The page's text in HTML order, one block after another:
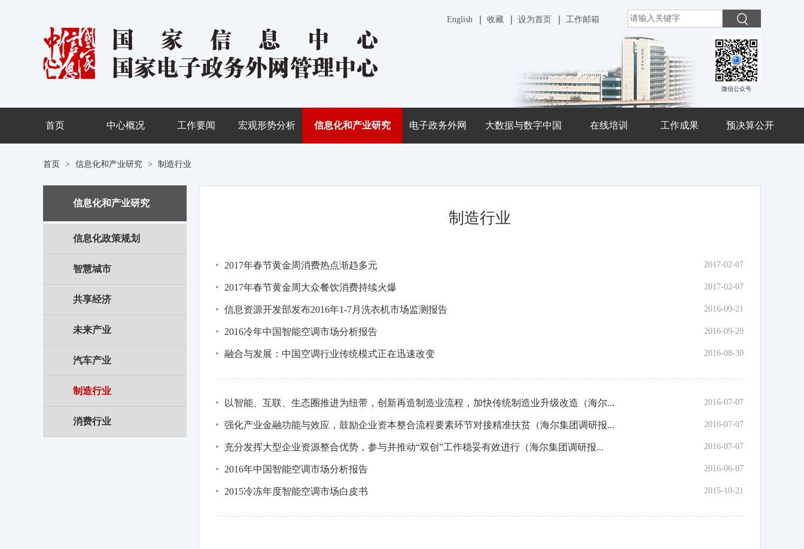
English 收藏 设为首页 工作邮箱
微信公众号
首页 中心概况 工作要闻 宏观形势分析 信息化和产业研究 电子政务外网 大数据与数字中国 在线培训 工作成果 预决算公开
首页 > 信息化和产业研究 > 制造行业
信息化和产业研究
信息化政策规划
智慧城市
共享经济
未来产业
汽车产业
制造行业
消费行业
制造行业
2017年春节黄金周消费热点渐趋多元 2017-02-07
2017年春节黄金周大众餐饮消费持续火爆 2017-02-07
信息资源开发部发布2016年1-7月洗衣机市场监测报告 2016-09-21
2016冷年中国智能空调市场分析报告 2016-09-20
融合与发展：中国空调行业传统模式正在迅速改变 2016-08-30
以智能、互联、生态圈推进为纽带，创新再造制造业流程，加快传统制造业升级改造（海尔... 2016-07-07
强化产业金融功能与效应，鼓励企业资本整合流程要素环节对接精准扶贫（海尔集团调研报... 2016-07-07
充分发挥大型企业资源整合优势，参与并推动“双创”工作稳妥有效进行（海尔集团调研报... 2016-07-07
2016年中国智能空调市场分析报告 2016-06-07
2015冷冻年度智能空调市场白皮书 2015-10-21